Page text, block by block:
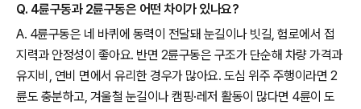
Q. 4륜구동과 2륜구동은 어떤 차이가 있나요?
A. 4륜구동은 네 바퀴에 동력이 전달돼 눈길이나 빗길, 험로에서 접
지력과 안정성이 좋아요. 반면 2륜구동은 구조가 단순해 차량 가격과
유지비, 연비 면에서 유리한 경우가 많아요. 도심 위주 주행이라면 2
륜도 충분하고, 겨울철 눈길이나 캠핑·레저 활동이 많다면 4륜이 도